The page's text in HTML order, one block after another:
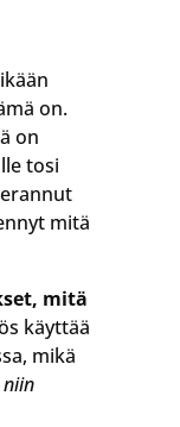
on.
on
tosi
mitä
mitä
käyttää
mikä